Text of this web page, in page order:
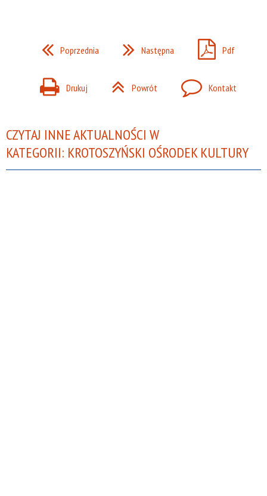
Poprzednia Następna Pdf
Drukuj Powrót Kontakt
CZYTAJ INNE AKTUALNOŚCI W
KATEGORII: KROTOSZYŃSKI OŚRODEK KULTURY